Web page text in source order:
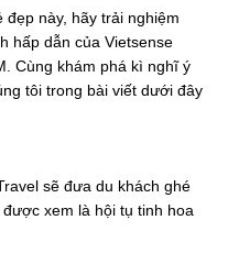
này, hãy trải nghiệm
hấp dẫn của Vietsense
Cùng khám phá kì nghĩ ý
tôi trong bài viết dưới đây
sẽ đưa du khách ghé
xem là hội tụ tinh hoa